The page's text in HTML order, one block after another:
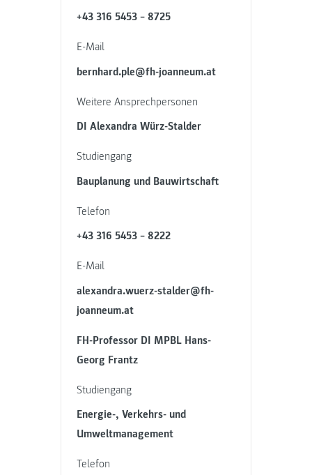
+43 316 5453 – 8725
E-Mail
bernhard.ple@fh-joanneum.at
Weitere Ansprechpersonen
DI Alexandra Würz-Stalder
Studiengang
Bauplanung und Bauwirtschaft
Telefon
+43 316 5453 – 8222
E-Mail
alexandra.wuerz-stalder@fh-
joanneum.at
FH-Professor DI MPBL Hans-
Georg Frantz
Studiengang
Energie-, Verkehrs- und
Umweltmanagement
Telefon